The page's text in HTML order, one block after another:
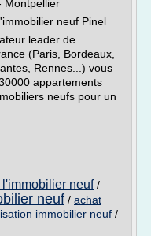
Montpellier
neuf Pinel
leader de
(Paris, Bordeaux,
Rennes...) vous
appartements
neufs pour un
neuf/
neuf / achat
immobilier neuf /